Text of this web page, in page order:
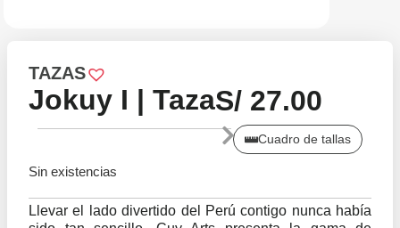
TAZAS
Jokuy I | TazaS/ 27.00
Cuadro de tallas
Sin existencias
Llevar el lado divertido del Perú contigo nunca había